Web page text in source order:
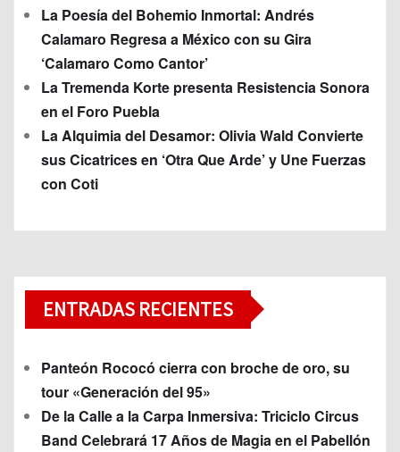
La Poesía del Bohemio Inmortal: Andrés
Calamaro Regresa a México con su Gira
‘Calamaro Como Cantor’
La Tremenda Korte presenta Resistencia Sonora
en el Foro Puebla
La Alquimia del Desamor: Olivia Wald Convierte
sus Cicatrices en ‘Otra Que Arde’ y Une Fuerzas
con Coti
ENTRADAS RECIENTES
Panteón Rococó cierra con broche de oro, su
tour «Generación del 95»
De la Calle a la Carpa Inmersiva: Triciclo Circus
Band Celebrará 17 Años de Magia en el Pabellón